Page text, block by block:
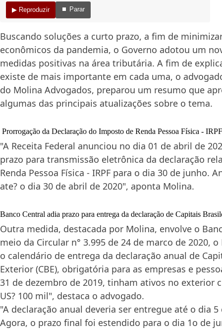
▶ Reproduzir ⏹ Parar
Buscando soluções a curto prazo, a fim de
econômicos da pandemia, o Governo adotou um
medidas positivas na área tributária. A fim de
existe de mais importante em cada uma, o
do Molina Advogados, preparou um resumo que
algumas das principais atualizações sobre o tema.
Prorrogação da Declaração do Imposto de Renda Pessoa Física - IRPF
"A Receita Federal anunciou no dia 01 de abril de
prazo para transmissão eletrônica da declaração
Renda Pessoa Física - IRPF para o dia 30 de junho.
ate? o dia 30 de abril de 2020", aponta Molina.
Banco Central adia prazo para entrega da declaração de Capitais
Outra medida, destacada por Molina, envolve o
meio da Circular n° 3.995 de 24 de marco de 2020,
o calendário de entrega da declaração anual de
Exterior (CBE), obrigatória para as empresas e
31 de dezembro de 2019, tinham ativos no exterior
US? 100 mil", destaca o advogado.
"A declaração anual deveria ser entregue até o dia 5
Agora, o prazo final foi estendido para o dia 1o de